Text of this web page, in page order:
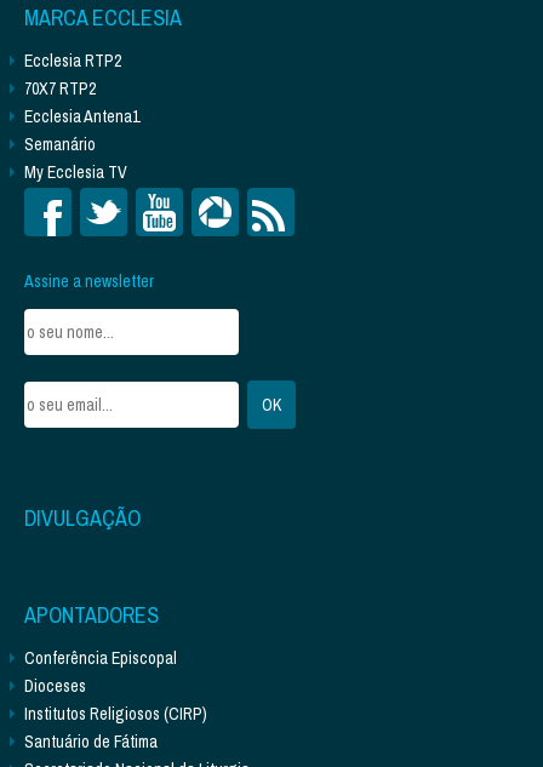
MARCA ECCLESIA
Ecclesia RTP2
70X7 RTP2
Ecclesia Antena1
Semanário
My Ecclesia TV
Assine a newsletter
DIVULGAÇÃO
APONTADORES
Conferência Episcopal
Dioceses
Institutos Religiosos (CIRP)
Santuário de Fátima